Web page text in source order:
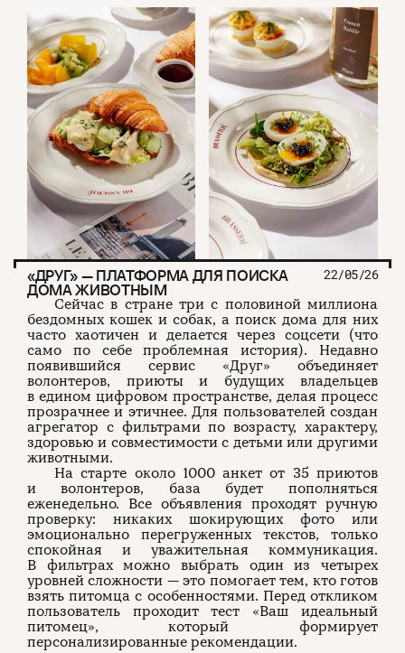
«ДРУГ» — ПЛАТФОРМА ДЛЯ ПОИСКА
ДОМА ЖИВОТНЫМ
22/05/26
Сейчас в стране три с половиной миллиона
бездомных кошек и собак, а поиск дома для них
часто хаотичен и делается через соцсети (что
само по себе проблемная история). Недавно
появившийся сервис «Друг» объединяет
волонтеров, приюты и будущих владельцев
в едином цифровом пространстве, делая процесс
прозрачнее и этичнее. Для пользователей создан
агрегатор с фильтрами по возрасту, характеру,
здоровью и совместимости с детьми или другими
животными.
На старте около 1000 анкет от 35 приютов
и волонтеров, база будет пополняться
еженедельно. Все объявления проходят ручную
проверку: никаких шокирующих фото или
эмоционально перегруженных текстов, только
спокойная и уважительная коммуникация.
В фильтрах можно выбрать один из четырех
уровней сложности — это помогает тем, кто готов
взять питомца с особенностями. Перед откликом
пользователь проходит тест «Ваш идеальный
питомец», который формирует
персонализированные рекомендации.